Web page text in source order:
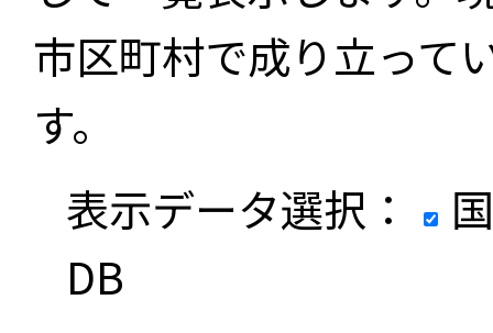
市区町村で成り立って
す。
表示データ選択：
DB